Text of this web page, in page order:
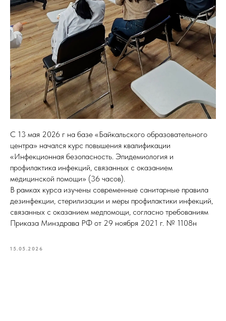
С 13 мая 2026 г на базе «Байкальского образовательного
центра» начался курс повышения квалификации
«Инфекционная безопасность. Эпидемиология и
профилактика инфекций, связанных с оказанием
медицинской помощи» (36 часов).
В рамках курса изучены современные санитарные правила
дезинфекции, стерилизации и меры профилактики инфекций,
связанных с оказанием медпомощи, согласно требованиям
Приказа Минздрава РФ от 29 ноября 2021 г. № 1108н
15.05.2026